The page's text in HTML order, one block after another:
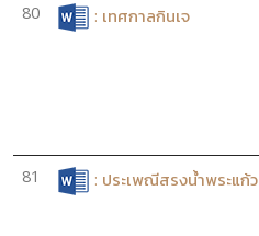
80 : เทศกาลกินเจ
81 : ประเพณีสรงน้ำพระแก้ว